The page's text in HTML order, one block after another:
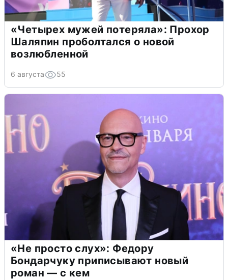
«Четырех мужей потеряла»: Прохор
Шаляпин проболтался о новой
возлюбленной
6 августа 55
«Не просто слух»: Федору
Бондарчуку приписывают новый
роман — с кем